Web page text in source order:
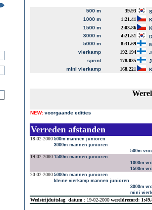
500 m 39.93
1000 m
1:21.41
1500 m
2:03.86
3000 m
4:21.51
5000 m
8:31.69
vierkamp
192.194
sprint
178.035
mini vierkamp
168.221
NEW: voorgaande edities
Verreden afstanden
18-02-2000 500m mannen junioren
3000m mannen junioren
500m
19-02-2000 1500m mannen junioren
1000m
1500m
20-02-2000 5000m mannen junioren
kleine vierkamp mannen junioren
3000m
mini
Wedstrijduitslag datum : 19-02-2000 wereldrecord: